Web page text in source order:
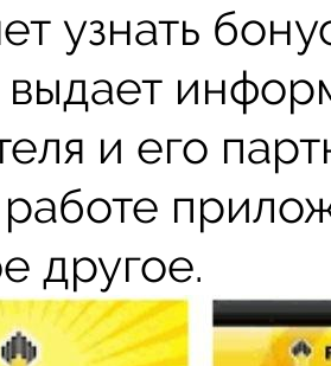
узнать
выдает
и его
работе
другое.